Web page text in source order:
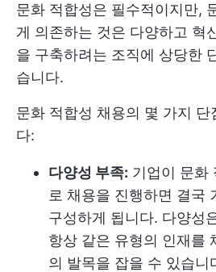
문화 적합성은 필수적이지만,
게 의존하는 것은 다양하고 혁
을 구축하려는 조직에 상당한
습니다.
문화 적합성 채용의 몇 가지 단
다:
다양성 부족: 기업이 문화
로 채용을 진행하면 결국
구성하게 됩니다. 다양성
항상 같은 유형의 인재를
의 발목을 잡을 수 있습니